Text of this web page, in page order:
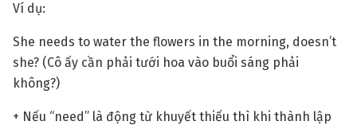
Ví dụ:
She needs to water the flowers in the morning, doesn’t
she? (Cô ấy cần phải tưới hoa vào buổi sáng phải
không?)
+ Nếu “need” là động từ khuyết thiếu thì khi thành lập